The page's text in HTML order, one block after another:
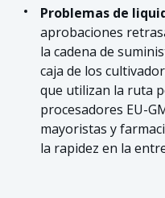
Problemas de
aprobaciones
la cadena de
caja de los
que utilizan la ruta
procesadores EU-
mayoristas y
la rapidez en la